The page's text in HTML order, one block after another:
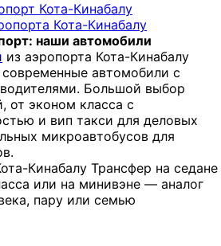
Кота-Кинабалу
Кота-Кинабалу
наши автомобили
из аэропорта Кота-Кинабалу
автомобили с
Большой выбор
от эконом класса с
и вип такси для деловых
микроавтобусов для
Кинабалу Трансфер на седане
или на минивэне — аналог
пару или семью